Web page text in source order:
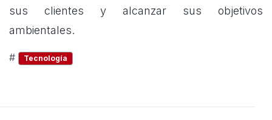
sus clientes y alcanzar sus objetivos
ambientales.
# Tecnología